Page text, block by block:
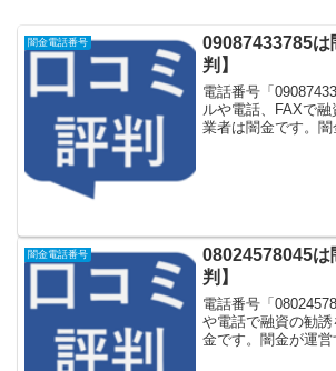
闇金電話番号
09087433785は
判】
電話番号「
ルや電話、FAXで
業者は闇金です。
闇金電話番号
08024578045は
判】
電話番号「
や電話で融資の勧
金です。闇金が運営